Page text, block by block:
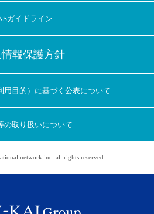
替えてみませんか
のコラムを配信中！
ガイドライン
報保護方針
用目的）に基づく公表について
の取り扱いについて
network inc. all rights reserved.